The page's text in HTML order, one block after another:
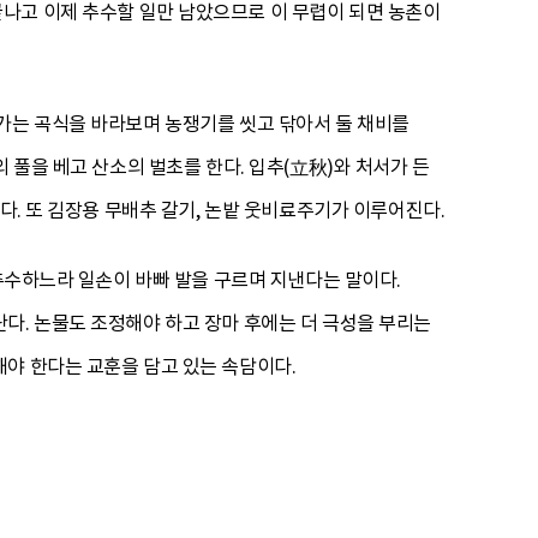
고 이제 추수할 일만 남았으므로 이 무렵이 되면 농촌이
곡식을 바라보며 농쟁기를 씻고 닦아서 둘 채비를
을 베고 산소의 벌초를 한다. 입추(立秋)와 처서가 든
. 또 김장용 무배추 갈기, 논밭 웃비료주기가 이루어진다.
하느라 일손이 바빠 발을 구르며 지낸다는 말이다.
. 논물도 조정해야 하고 장마 후에는 더 극성을 부리는
한다는 교훈을 담고 있는 속담이다.